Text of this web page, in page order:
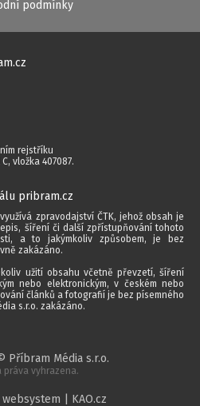
podmínky
rejstříku
vložka 407087.
pribram.cz
zpravodajství ČTK, jehož obsah je
šíření či další zpřístupňování tohoto
a to jakýmkoliv způsobem, je bez
zakázáno.
užití obsahu včetně převzetí, šíření
nebo elektronickým, v českém nebo
článků a fotografií je bez písemného
s.r.o. zakázáno.
Příbram Média s.r.o.
práva vyhrazena.
| KAO.cz